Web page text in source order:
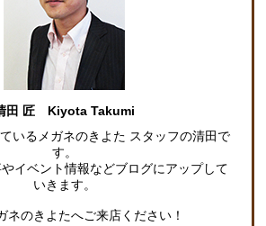
田 匠 Kiyota Takumi
いるメガネのきよた スタッフの清田で
す。
イベント情報などブログにアップして
いきます。
ネのきよたへご来店ください！